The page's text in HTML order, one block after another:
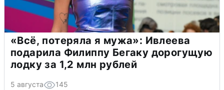
«Всё, потеряла я мужа»: Ивлеева
подарила Филиппу Бегаку дорогущую
лодку за 1,2 млн рублей
5 августа 145